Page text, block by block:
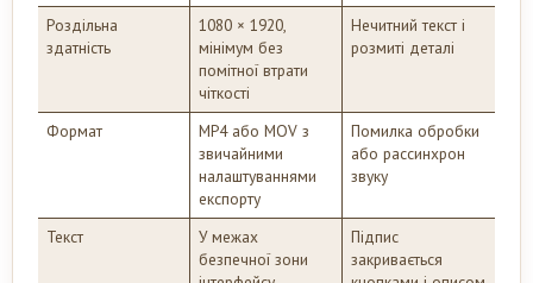
Роздільна
здатність
1080 × 1920,
мінімум без
помітної втрати
чіткості
Нечитний текст і
розмиті деталі
Формат
MP4 або MOV з
звичайними
налаштуваннями
експорту
Помилка обробки
або рассинхрон
звуку
Текст
У межах
безпечної зони
Підпис
закривається